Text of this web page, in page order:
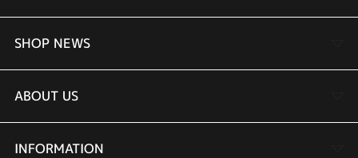
婚約指輪
結婚指輪
セットリング
SHOP NEWS
TAKEUCHI BRIDAL金沢本店情報
商品一覧
ABOUT US
会社概要
INFORMATION